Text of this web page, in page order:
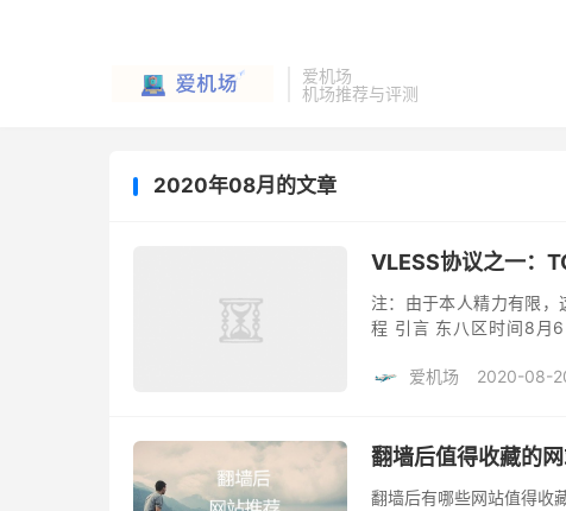
爱机场
机场推荐与评测
2020年08月的文章
VLESS协议之一：
注：由于本人精力有限
程 引言 东八区时间8月
爱机场 2020-08-
翻墙后值得收藏的
翻墙后有哪些网站值得收